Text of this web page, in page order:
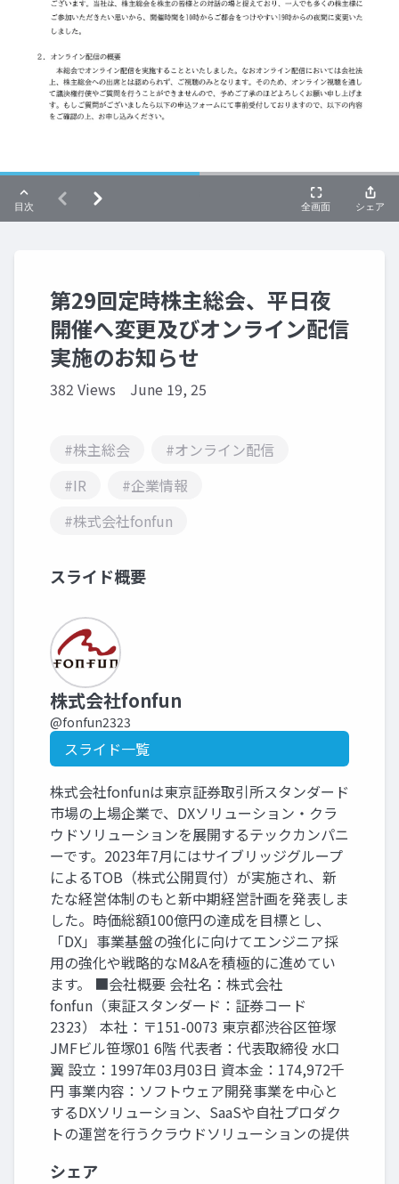
第29回定時株主総会、平日夜
開催へ変更及びオンライン配信
実施のお知らせ
382 Views June 19, 25
#株主総会
#オンライン配信
#IR
#企業情報
#株式会社fonfun
スライド概要
株式会社fonfun
@fonfun2323
スライド一覧
株式会社fonfunは東京証券取引所スタンダード
市場の上場企業で、DXソリューション・クラ
ウドソリューションを展開するテックカンパニ
ーです。2023年7月にはサイブリッジグループ
によるTOB（株式公開買付）が実施され、新
たな経営体制のもと新中期経営計画を発表しま
した。時価総額100億円の達成を目標とし、
「DX」事業基盤の強化に向けてエンジニア採
用の強化や戦略的なM&Aを積極的に進めてい
ます。 ■会社概要 会社名：株式会社
fonfun（東証スタンダード：証券コード
2323） 本社：〒151-0073 東京都渋谷区笹塚
JMFビル笹塚01 6階 代表者：代表取締役 水口
翼 設立：1997年03月03日 資本金：174,972千
円 事業内容：ソフトウェア開発事業を中心と
するDXソリューション、SaaSや自社プロダク
トの運営を行うクラウドソリューションの提供
シェア